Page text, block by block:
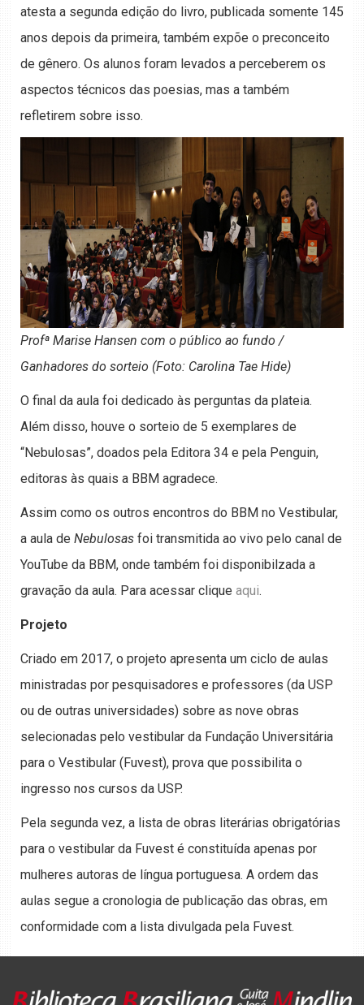
atesta a segunda edição do livro, publicada somente 145
anos depois da primeira, também expõe o preconceito
de gênero. Os alunos foram levados a perceberem os
aspectos técnicos das poesias, mas a também
refletirem sobre isso.
Profª Marise Hansen com o público ao fundo /
Ganhadores do sorteio (Foto: Carolina Tae Hide)
O final da aula foi dedicado às perguntas da plateia.
Além disso, houve o sorteio de 5 exemplares de
“Nebulosas”, doados pela Editora 34 e pela Penguin,
editoras às quais a BBM agradece.
Assim como os outros encontros do BBM no Vestibular,
a aula de Nebulosas foi transmitida ao vivo pelo canal de
YouTube da BBM, onde também foi disponibilzada a
gravação da aula. Para acessar clique aqui.
Projeto
Criado em 2017, o projeto apresenta um ciclo de aulas
ministradas por pesquisadores e professores (da USP
ou de outras universidades) sobre as nove obras
selecionadas pelo vestibular da Fundação Universitária
para o Vestibular (Fuvest), prova que possibilita o
ingresso nos cursos da USP.
Pela segunda vez, a lista de obras literárias obrigatórias
para o vestibular da Fuvest é constituída apenas por
mulheres autoras de língua portuguesa. A ordem das
aulas segue a cronologia de publicação das obras, em
conformidade com a lista divulgada pela Fuvest.